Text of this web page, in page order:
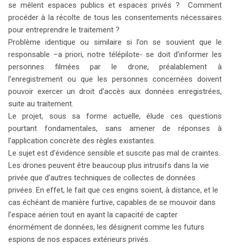
se mêlent espaces publics et espaces privés ? Comment
procéder à la récolte de tous les consentements nécessaires
pour entreprendre le traitement ?
Problème identique ou similaire si l’on se souvient que le
responsable –a priori, notre télépilote- se doit d’informer les
personnes filmées par le drone, préalablement à
l’enregistrement ou que les personnes concernées doivent
pouvoir exercer un droit d’accès aux données enregistrées,
suite au traitement.
Le projet, sous sa forme actuelle, élude ces questions
pourtant fondamentales, sans amener de réponses à
l’application concrète des règles existantes.
Le sujet est d’évidence sensible et suscite pas mal de craintes.
Les drones peuvent être beaucoup plus intrusifs dans la vie
privée que d’autres techniques de collectes de données
privées. En effet, le fait que ces engins soient, à distance, et le
cas échéant de manière furtive, capables de se mouvoir dans
l’espace aérien tout en ayant la capacité de capter
énormément de données, les désignent comme les futurs
espions de nos espaces extérieurs privés.